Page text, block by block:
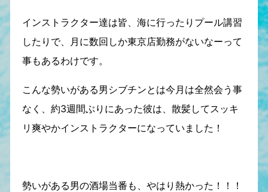
インストラクター達は皆、海に行ったりプール講習
したりで、月に数回しか東京店勤務がないなーって
事もあるわけです。
こんな勢いがある男シブチンとは今月は全然会う事
なく、約3週間ぶりにあった彼は、散髪してスッキ
リ爽やかインストラクターになっていました！
勢いがある男の酒場当番も、やはり熱かった！！！